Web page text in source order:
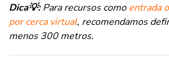
Dica💡:Para recursos comoentrada
por cerca virtual, recomendamos
menos 300 metros.